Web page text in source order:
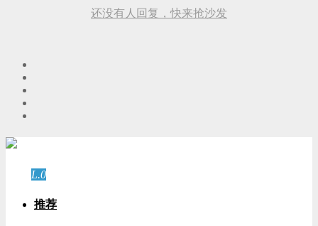
还没有人回复，快来抢沙发
L.0
推荐